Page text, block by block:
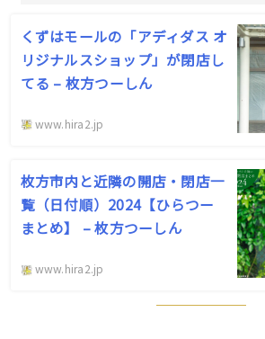
くずはモールの「アディダス オ
リジナルスショップ」が閉店し
てる – 枚方つーしん
www.hira2.jp
枚方市内と近隣の開店・閉店一
覧（日付順）2024【ひらつー
まとめ】 – 枚方つーしん
www.hira2.jp